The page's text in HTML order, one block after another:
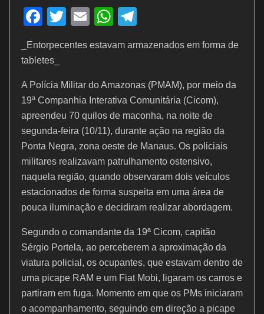
F
c
b
o
o
k
T
itt
E
ai
W
at
A
p
p
e
a
m
_Entorpecentes estavam armazenados em forma de
tabletes_
A Polícia Militar do Amazonas (PMAM), por meio da
19ª Companhia Interativa Comunitária (Cicom),
apreendeu 70 quilos de maconha, na noite de
segunda-feira (10/11), durante ação na região da
Ponta Negra, zona oeste de Manaus. Os policiais
militares realizavam patrulhamento ostensivo,
naquela região, quando observaram dois veículos
estacionados de forma suspeita em uma área de
pouca iluminação e decidiram realizar abordagem.
Segundo o comandante da 19ª Cicom, capitão
Sérgio Portela, ao perceberem a aproximação da
viatura policial, os ocupantes, que estavam dentro de
uma picape RAM e um Fiat Mobi, ligaram os carros e
partiram em fuga. Momento em que os PMs iniciaram
o acompanhamento, seguindo em direção a picape